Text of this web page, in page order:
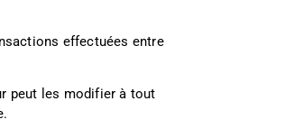
effectuées entre
peut les modifier à tout